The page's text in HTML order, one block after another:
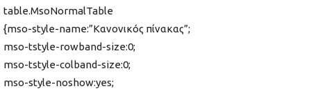
table.MsoNormalTable
{mso-style-name:”Κανονικός πίνακας”;
mso-tstyle-rowband-size:0;
mso-tstyle-colband-size:0;
mso-style-noshow:yes;